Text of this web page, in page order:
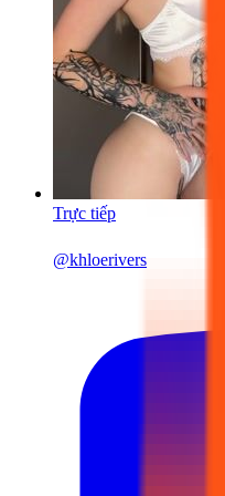
Trực tiếp
@khloerivers